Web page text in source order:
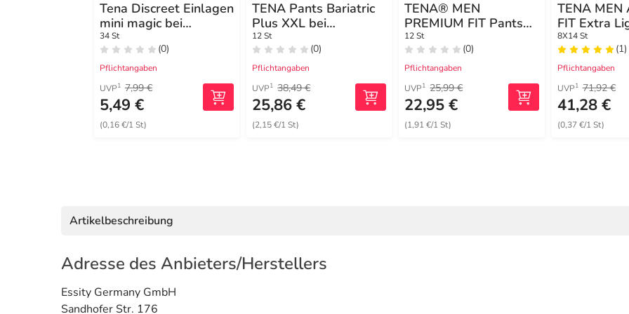
Tena Discreet Einlagen
mini magic bei
Inkontinenz
34 St
(0)
Pflichtangaben
UVP1 7,99 €
5,49 €
(0,16 €/1 St)
TENA Pants Bariatric
Plus XXL bei
Inkontinenz
12 St
(0)
Pflichtangaben
UVP1 38,49 €
25,86 €
(2,15 €/1 St)
TENA® MEN
PREMIUM FIT Pants
Maxi S/M bei
Inkontinenz
12 St
(0)
Pflichtangaben
UVP1 25,99 €
22,95 €
(1,91 €/1 St)
TENA MEN
FIT Extra
Einlagen bei
Inkontinenz
8X14 St
(1)
Pflichtangaben
UVP1 71,92 €
41,28 €
(0,37 €/1 St)
Artikelbeschreibung
Adresse des Anbieters/Herstellers
Essity Germany GmbH
Sandhofer Str. 176